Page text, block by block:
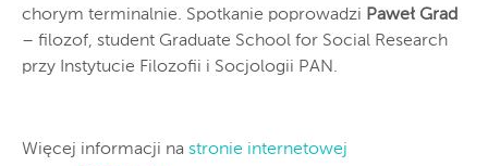
chorym terminalnie. Spotkanie poprowadzi Paweł Grad
– filozof, student Graduate School for Social Research
przy Instytucie Filozofii i Socjologii PAN.
Więcej informacji na stronie internetowej